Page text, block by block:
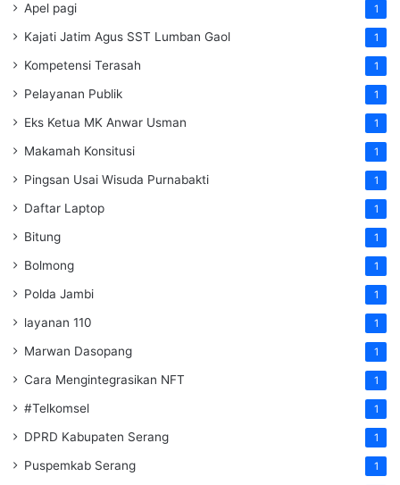
Apel pagi 1
Kajati Jatim Agus SST Lumban Gaol 1
Kompetensi Terasah 1
Pelayanan Publik 1
Eks Ketua MK Anwar Usman 1
Makamah Konsitusi 1
Pingsan Usai Wisuda Purnabakti 1
Daftar Laptop 1
Bitung 1
Bolmong 1
Polda Jambi 1
layanan 110 1
Marwan Dasopang 1
Cara Mengintegrasikan NFT 1
#Telkomsel 1
DPRD Kabupaten Serang 1
Puspemkab Serang 1